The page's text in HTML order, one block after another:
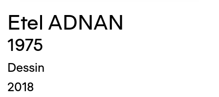
Etel ADNAN
1975
Dessin
2018